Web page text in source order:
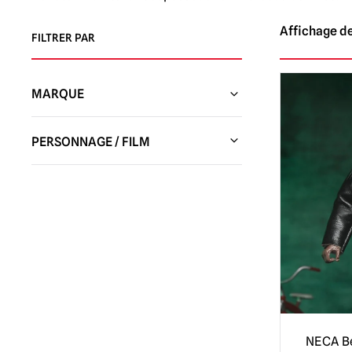
FILTRER PAR
MARQUE
PERSONNAGE / FILM
Affichage
NECA